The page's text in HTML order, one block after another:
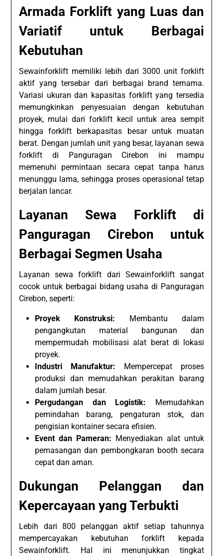
Armada Forklift yang Luas dan
Variatif untuk Berbagai
Kebutuhan
Sewainforklift memiliki lebih dari 3000 unit forklift
aktif yang tersebar dari berbagai brand ternama.
Variasi ukuran dan kapasitas forklift yang tersedia
memungkinkan penyesuaian dengan kebutuhan
proyek, mulai dari forklift kecil untuk area sempit
hingga forklift berkapasitas besar untuk muatan
berat. Dengan jumlah unit yang besar, layanan sewa
forklift di Panguragan Cirebon ini mampu
memenuhi permintaan secara cepat tanpa harus
menunggu lama, sehingga proses operasional tetap
berjalan lancar.
Layanan Sewa Forklift di
Panguragan Cirebon untuk
Berbagai Segmen Usaha
Layanan sewa forklift dari Sewainforklift sangat
cocok untuk berbagai bidang usaha di Panguragan
Cirebon, seperti:
Proyek Konstruksi: Membantu dalam
pengangkutan material bangunan dan
mempermudah mobilisasi alat berat di lokasi
proyek.
Industri Manufaktur: Mempercepat proses
produksi dan memudahkan perakitan barang
dalam jumlah besar.
Pergudangan dan Logistik: Memudahkan
pemindahan barang, pengaturan stok, dan
pengisian kontainer secara efisien.
Event dan Pameran: Menyediakan alat untuk
pemasangan dan pembongkaran booth secara
cepat dan aman.
Dukungan Pelanggan dan
Kepercayaan yang Terbukti
Lebih dari 800 pelanggan aktif setiap tahunnya
mempercayakan kebutuhan forklift kepada
Sewainforklift. Hal ini menunjukkan tingkat